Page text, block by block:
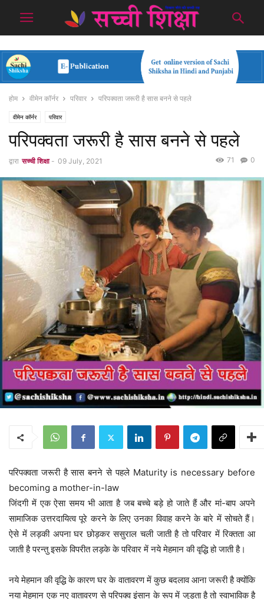
होम वीमेन कॉर्नर परिवार परिपक्वता जरूरी है सास बनने से पहले
वीमेन कॉर्नर परिवार
परिपक्वता जरूरी है सास बनने से पहले
द्वारा सच्ची शिक्षा - 09 July, 2021 0
71
परिपक्वता जरूरी है सास बनने से पहले Maturity is necessary before
becoming a mother-in-law
जिंदगी में एक ऐसा समय भी आता है जब बच्चे बड़े हो जाते हैं और मां-बाप अपने
सामाजिक उत्तरदायित्व पूरे करने के लिए उनका विवाह करने के बारे में सोचते हैं।
ऐसे में लड़की अपना घर छोड़कर ससुराल चली जाती है तो परिवार में रिक्तता आ
जाती है परन्तु इसके विपरीत लड़के के परिवार में नये मेहमान की वृद्धि हो जाती है।
नये मेहमान की वृद्धि के कारण घर के वातावरण में कुछ बदलाव आना जरूरी है क्योंकि
नया मेहमान एक नए वातावरण से परिपक्व इंसान के रूप में जुड़ता है तो स्वाभाविक है